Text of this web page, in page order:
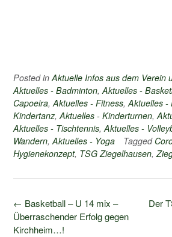
Posted inAktuelle Infos aus dem Verein
Aktuelles - Badminton,Aktuelles -
Capoeira,Aktuelles - Fitness,Aktuelles -
Kindertanz,Aktuelles - Kinderturnen,
Aktuelles - Tischtennis,Aktuelles -
Wandern,Aktuelles - Yoga Tagged
Hygienekonzept, TSG Ziegelhausen,
Post
navigation
Der
← Basketball – U 14 mix –
Überraschender Erfolg gegen
Kirchheim…!